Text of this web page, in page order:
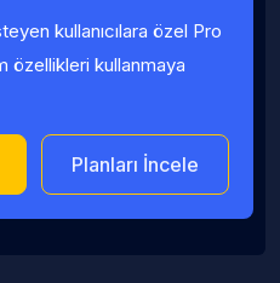
kullanıcılara özel Pro
özellikleri kullanmaya
Planları İncele